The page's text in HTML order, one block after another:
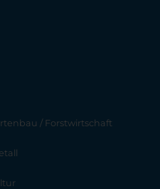
/ Forstwirtschaft